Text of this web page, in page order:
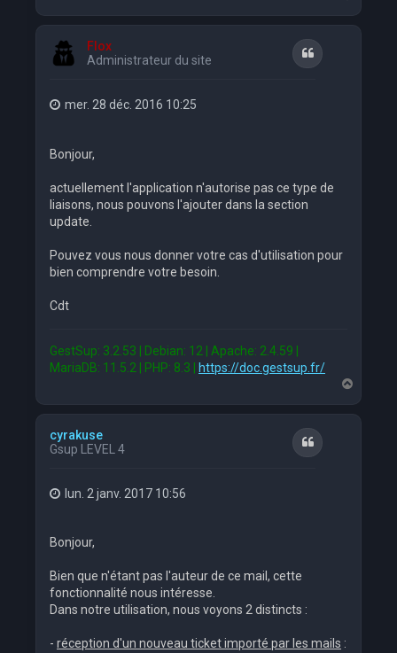
a
u
Flox
Administrateur du site
Citation
mer. 28 déc. 2016 10:25
Bonjour,
actuellement l'application n'autorise pas ce type de
liaisons, nous pouvons l'ajouter dans la section
update.
Pouvez vous nous donner votre cas d'utilisation pour
bien comprendre votre besoin.
Cdt
GestSup: 3.2.53 | Debian: 12 | Apache: 2.4.59 |
MariaDB: 11.5.2 | PHP: 8.3 |
https://doc.gestsup.fr/
a
cyrakuse
Gsup LEVEL 4
Citation
lun. 2 janv. 2017 10:56
Bonjour,
Bien que n'étant pas l'auteur de ce mail, cette
fonctionnalité nous intéresse.
Dans notre utilisation, nous voyons 2 distincts :
- réception d'un nouveau ticket importé par les mails :